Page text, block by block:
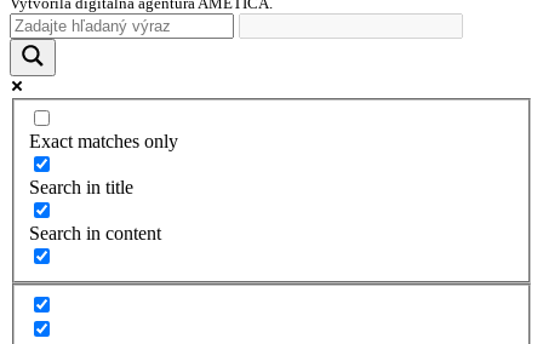
Exact matches only
Search in title
Search in content